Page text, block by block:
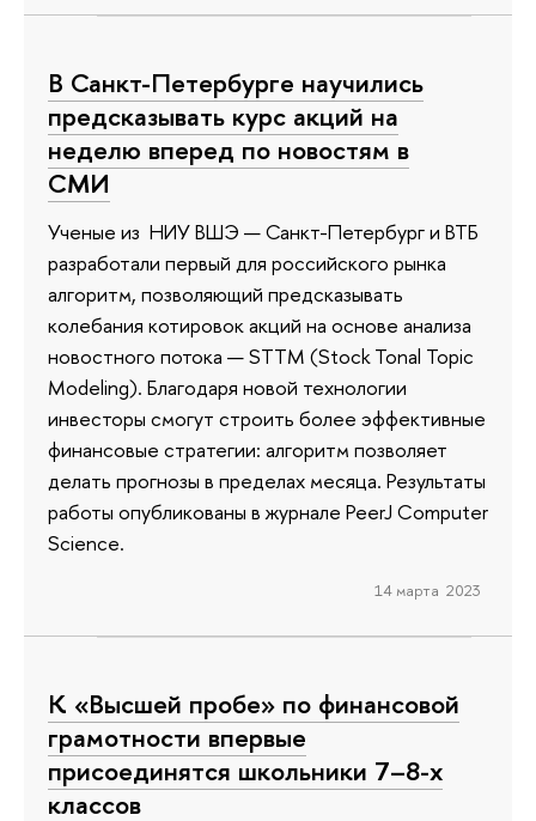
В Санкт-Петербурге научились
предсказывать курс акций на
неделю вперед по новостям в
СМИ
Ученые из НИУ ВШЭ — Санкт-Петербург и ВТБ
разработали первый для российского рынка
алгоритм, позволяющий предсказывать
колебания котировок акций на основе анализа
новостного потока — STTM (Stock Tonal Topic
Modeling). Благодаря новой технологии
инвесторы смогут строить более эффективные
финансовые стратегии: алгоритм позволяет
делать прогнозы в пределах месяца. Результаты
работы опубликованы в журнале PeerJ Computer
Science.
14 марта 2023
К «Высшей пробе» по финансовой
грамотности впервые
присоединятся школьники 7–8-х
классов